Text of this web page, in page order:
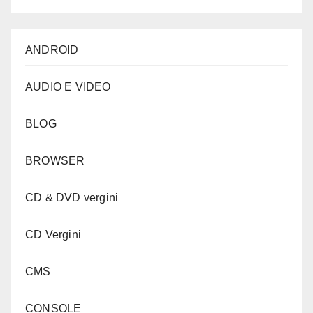
ANDROID
AUDIO E VIDEO
BLOG
BROWSER
CD & DVD vergini
CD Vergini
CMS
CONSOLE